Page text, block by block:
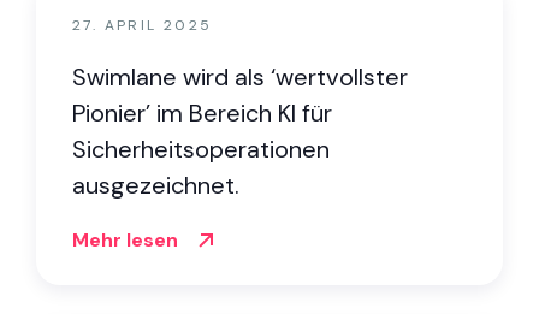
27. APRIL 2025
Swimlane wird als ‘wertvollster
Pionier’ im Bereich KI für
Sicherheitsoperationen
ausgezeichnet.
Mehr lesen